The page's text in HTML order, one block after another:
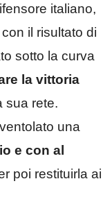
italiano,
il risultato di
sotto la curva
la vittoria
sua rete.
una
e con al
poi restituirla ai